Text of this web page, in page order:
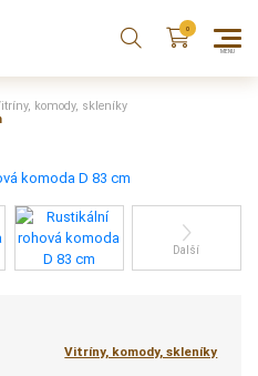
komody, skleníky
Další
Vitríny, komody, skleníky